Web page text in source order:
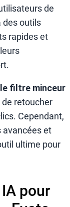
de
des outils
rapides et
le filtre minceur
retoucher
Cependant,
avancées et
ultime pour
pour